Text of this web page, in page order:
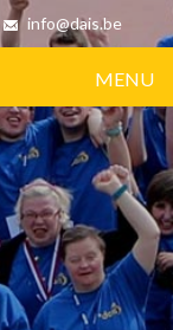
info@dais.be
MENU